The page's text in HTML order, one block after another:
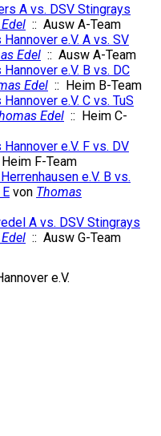
A vs. DSV Stingrays
:: Ausw A-Team
e.V. A vs. SV
Edel :: Ausw A-Team
e.V. B vs. DC
Edel :: Heim B-Team
e.V. C vs. TuS
Edel :: Heim C-
e.V. F vs. DV
F-Team
e.V. B vs.
von Thomas
A vs. DSV Stingrays
:: Ausw G-Team
e.V.